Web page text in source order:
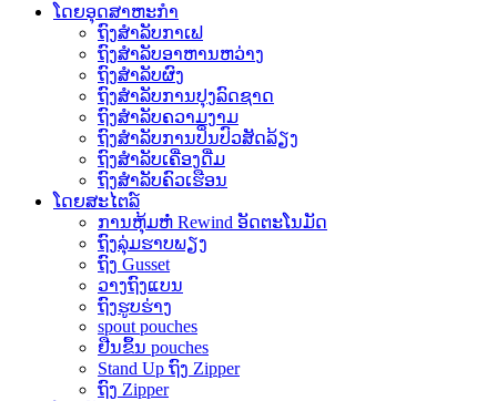
ໂດຍອຸດສາຫະກໍາ
ຖົງສໍາລັບກາເຟ
ຖົງສໍາລັບອາຫານຫວ່າງ
ຖົງສໍາລັບຜົງ
ຖົງສໍາລັບການປຸງລົດຊາດ
ຖົງສໍາລັບຄວາມງາມ
ຖົງສໍາລັບການປິ່ນປົວສັດລ້ຽງ
ຖົງສໍາລັບເຄື່ອງດື່ມ
ຖົງສໍາລັບຄົວເຮືອນ
ໂດຍສະໄຕລ໌
ການຫຸ້ມຫໍ່ Rewind ອັດຕະໂນມັດ
ຖົງລຸ່ມຮາບພຽງ
ຖົງ Gusset
ວາງຖົງແບນ
ຖົງຮູບຮ່າງ
spout pouches
ຢືນຂຶ້ນ pouches
Stand Up ຖົງ Zipper
ຖົງ Zipper